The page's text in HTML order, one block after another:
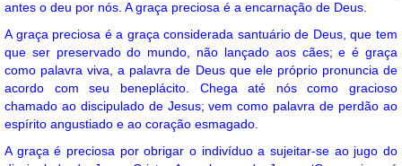
antes o deu por nós. A graça preciosa é a encarnação de Deus.
A graça preciosa é a graça considerada santuário de Deus, que tem
que ser preservado do mundo, não lançado aos cães; e é graça
como palavra viva, a palavra de Deus que ele próprio pronuncia de
acordo com seu beneplácito. Chega até nós como gracioso
chamado ao discipulado de Jesus; vem como palavra de perdão ao
espírito angustiado e ao coração esmagado.
A graça é preciosa por obrigar o indivíduo a sujeitar-se ao jugo do